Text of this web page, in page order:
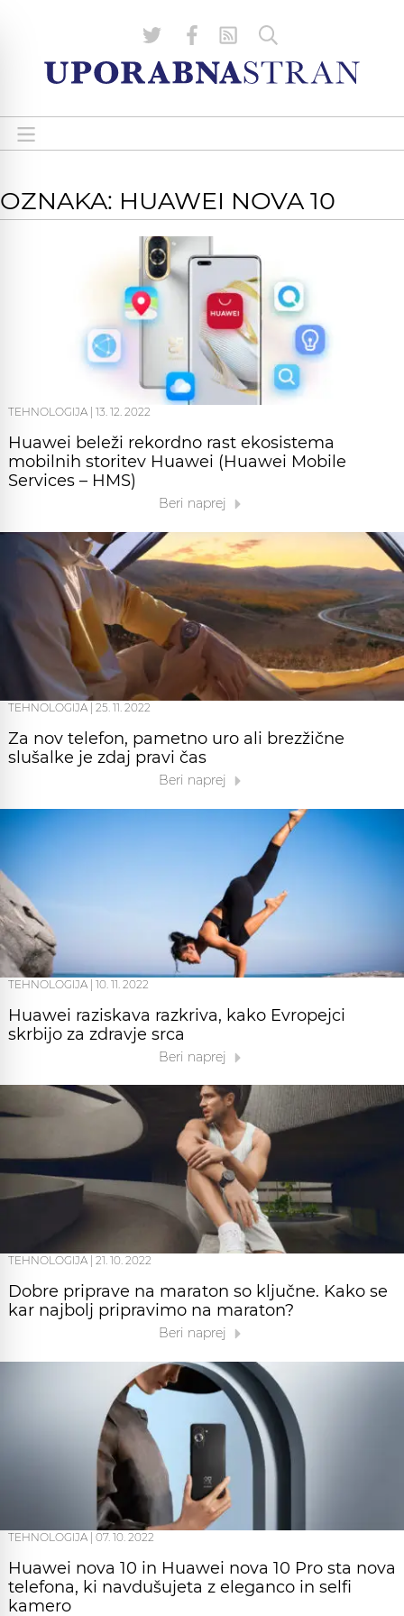
OZNAKA: HUAWEI NOVA 10
TEHNOLOGIJA 13. 12. 2022
Huawei beleži rekordno rast ekosistema
mobilnih storitev Huawei (Huawei Mobile
Services – HMS)
Beri naprej
TEHNOLOGIJA 25. 11. 2022
Za nov telefon, pametno uro ali brezžične
slušalke je zdaj pravi čas
Beri naprej
TEHNOLOGIJA | 10. 11. 2022
Huawei raziskava razkriva, kako Evropejci
skrbijo za zdravje srca
Beri naprej
TEHNOLOGIJA 21. 10. 2022
Dobre priprave na maraton so ključne. Kako se
kar najbolj pripravimo na maraton?
Beri naprej
TEHNOLOGIJA 07. 10. 2022
Huawei nova 10 in Huawei nova 10 Pro sta nova
telefona, ki navdušujeta z eleganco in selfi
kamero